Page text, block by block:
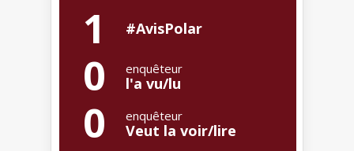
1 #AvisPolar
0 enquêteur
l'a vu/lu
0 enquêteur
Veut la voir/lire